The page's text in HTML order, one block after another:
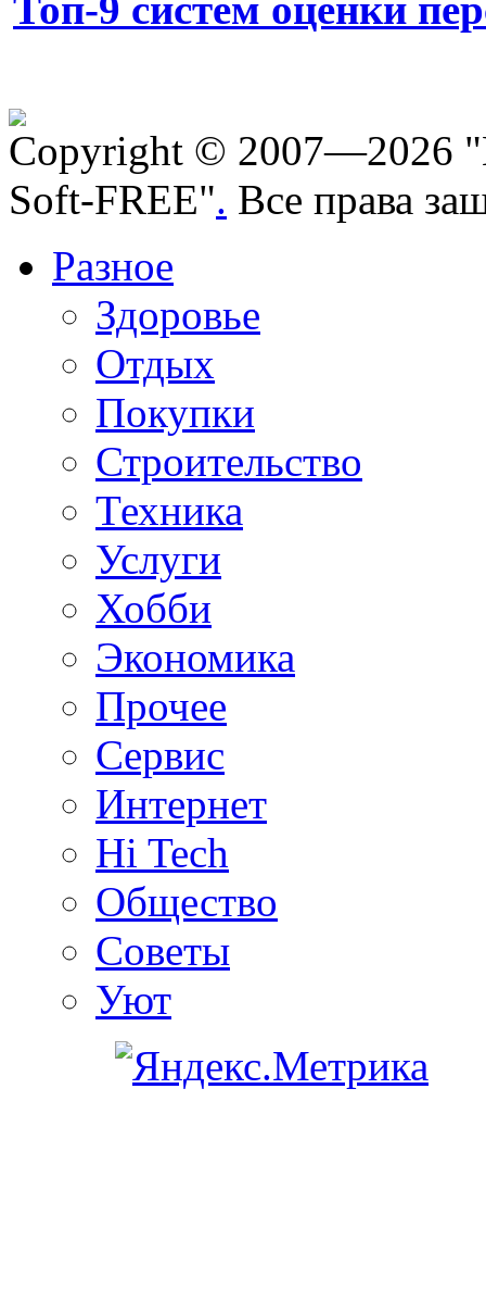
Топ-9 систем оценки
Copyright © 2007—2026
Soft-FREE". Все права
Разное
Здоровье
Отдых
Покупки
Строительство
Техника
Услуги
Хобби
Экономика
Прочее
Сервис
Интернет
Hi Tech
Общество
Советы
Уют